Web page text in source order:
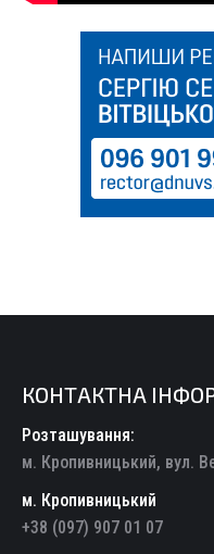
КОНТАКТНА
Розташування:
м. Кропивницький, вул.
м. Кропивницький
+38 (097) 907 01 07